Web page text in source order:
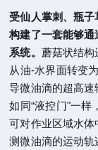
受仙人掌刺、瓶
构建了一套能够
系统。 蘑菇状结构
从油-水界面转变
导微油滴的超高速
如同“液控门"一样
可对作业区域水
测微油滴的运动